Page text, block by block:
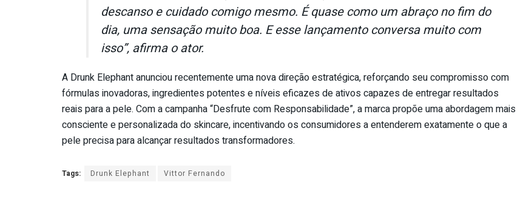
descanso e cuidado comigo mesmo. É quase como um abraço no fim do
dia, uma sensação muito boa. E esse lançamento conversa muito com
isso”, afirma o ator.
A Drunk Elephant anunciou recentemente uma nova direção estratégica, reforçando seu compromisso com
fórmulas inovadoras, ingredientes potentes e níveis eficazes de ativos capazes de entregar resultados
reais para a pele. Com a campanha “Desfrute com Responsabilidade”, a marca propõe uma abordagem mais
consciente e personalizada do skincare, incentivando os consumidores a entenderem exatamente o que a
pele precisa para alcançar resultados transformadores.
Tags: Drunk Elephant Vittor Fernando